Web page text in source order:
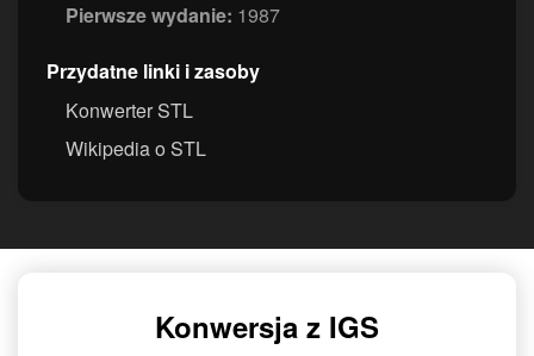
Pierwsze wydanie: 1987
Przydatne linki i zasoby
Konwerter STL
Wikipedia o STL
Konwersja z IGS